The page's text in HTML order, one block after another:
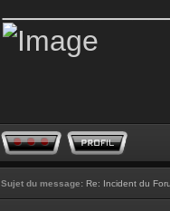
Sujet du message: Re: Incident du